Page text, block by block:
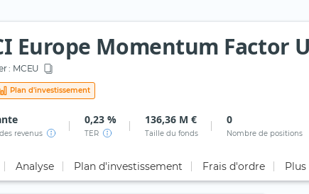
Europe Momentum Factor
: MCEU
Plan d'investissement
revenus
0,23 %
TER
136,36 M €
Taille du fonds
0
Nombre de positions
Analyse Plan d'investissement Frais d'ordre